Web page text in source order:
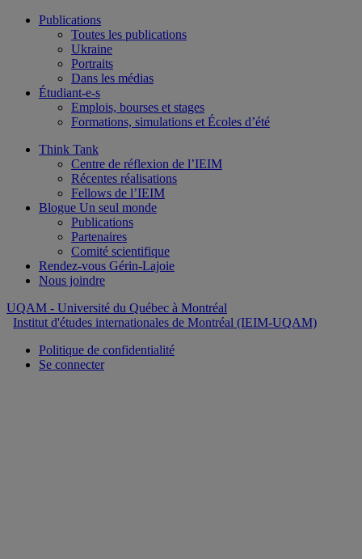
Publications
Toutes les publications
Ukraine
Portraits
Dans les médias
Étudiant-e-s
Emplois, bourses et stages
Formations, simulations et Écoles d’été
Think Tank
Centre de réflexion de l’IEIM
Récentes réalisations
Fellows de l’IEIM
Blogue Un seul monde
Publications
Partenaires
Comité scientifique
Rendez-vous Gérin-Lajoie
Nous joindre
UQAM - Université du Québec à Montréal
Institut d'études internationales de Montréal (IEIM-UQAM)
Politique de confidentialité
Se connecter